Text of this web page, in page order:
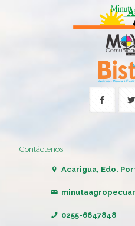
Contáctenos
Acarigua, Edo.
0255-6647848